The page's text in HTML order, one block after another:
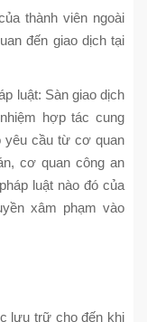
thành viên ngoài
đến giao dịch tại
luật: Sàn giao dịch
hợp tác cung
yêu cầu từ cơ quan
cơ quan công an
luật nào đó của
xâm phạm vào
lưu trữ cho đến khi